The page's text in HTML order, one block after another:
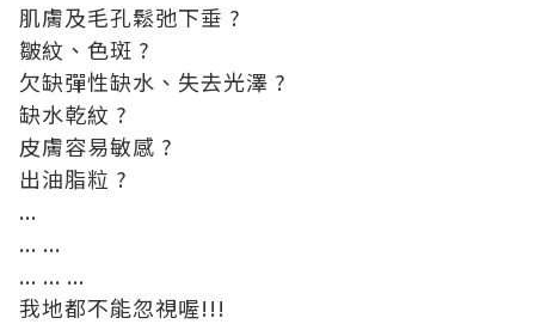
肌膚及毛孔鬆弛下垂 ?
皺紋、色斑 ?
欠缺彈性缺水、失去光澤 ?
缺水乾紋 ?
皮膚容易敏感 ?
出油脂粒 ?
...
... ...
... ... ...
我地都不能忽視喔!!!